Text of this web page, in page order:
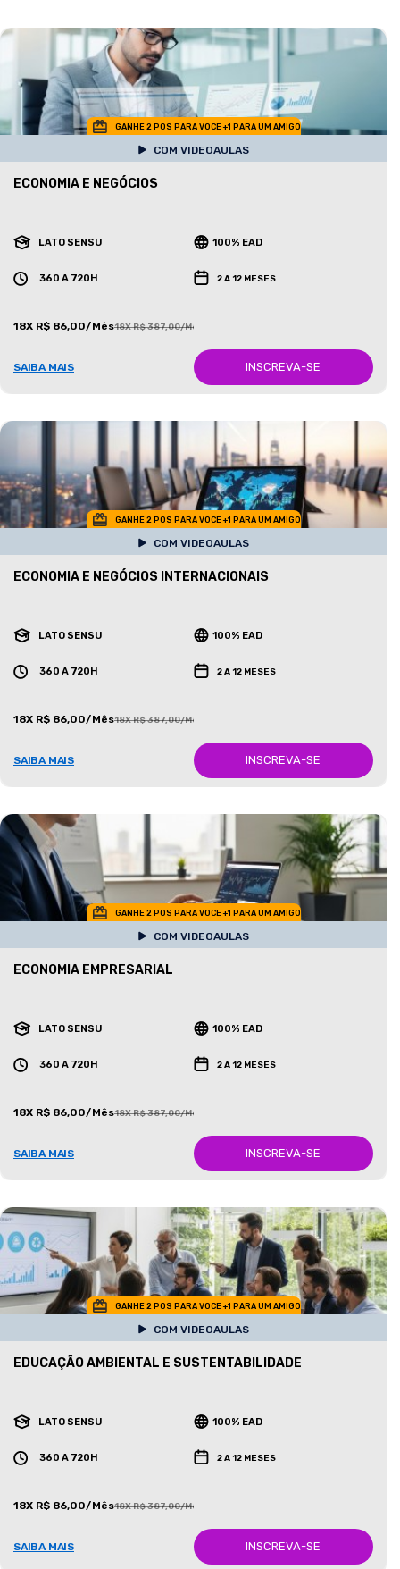
GANHE 2 POS PARA VOCE +1 PARA UM AMIGO
COM VIDEOAULAS
ECONOMIA E NEGÓCIOS
LATO SENSU 100% EAD
360 A 720H 2 A 12 MESES
18X R$ 86,00/Mês18X R$ 387,00/Mês
SAIBA MAIS INSCREVA-SE
GANHE 2 POS PARA VOCE +1 PARA UM AMIGO
COM VIDEOAULAS
ECONOMIA E NEGÓCIOS INTERNACIONAIS
LATO SENSU 100% EAD
360 A 720H 2 A 12 MESES
18X R$ 86,00/Mês18X R$ 387,00/Mês
SAIBA MAIS INSCREVA-SE
GANHE 2 POS PARA VOCE +1 PARA UM AMIGO
COM VIDEOAULAS
ECONOMIA EMPRESARIAL
LATO SENSU 100% EAD
360 A 720H 2 A 12 MESES
18X R$ 86,00/Mês18X R$ 387,00/Mês
SAIBA MAIS INSCREVA-SE
GANHE 2 POS PARA VOCE +1 PARA UM AMIGO
COM VIDEOAULAS
EDUCAÇÃO AMBIENTAL E SUSTENTABILIDADE
LATO SENSU 100% EAD
360 A 720H 2 A 12 MESES
18X R$ 86,00/Mês18X R$ 387,00/Mês
SAIBA MAIS INSCREVA-SE